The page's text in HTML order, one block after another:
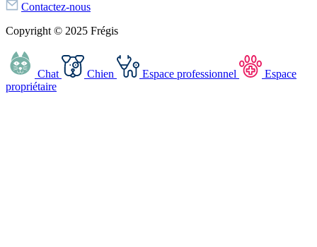
Contactez-nous
Copyright © 2025 Frégis
Chat Chien Espace professionnel
Espace
propriétaire